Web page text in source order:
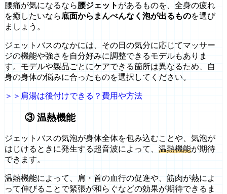
腰痛が気になるなら腰ジェット があるものを、全身の疲れ
を癒したいなら底面からまんべんなく泡が出るものを選び
ましょう。
ジェットバスのなかには、その日の気分に応じてマッサー
ジの機能や強さを自分好みに調整できるモデルもありま
す。モデルや製品ごとにケアできる箇所は異なるため、自
身の身体の悩みに合ったものを選択してください。
＞＞肩湯は後付けできる？費用や方法
③ 温熱機能
ジェットバスの気泡が身体全体を包み込むことや、気泡が
はじけるときに発生する超音波によって、 温熱機能が期待
できます。
温熱機能によって、肩・首の血行の促進や、筋肉が熱によ
って伸びることで緊張が和らぐなどの効果が期待できるま